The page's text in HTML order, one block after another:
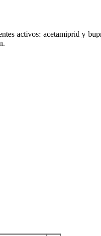
activos: acetamiprid y